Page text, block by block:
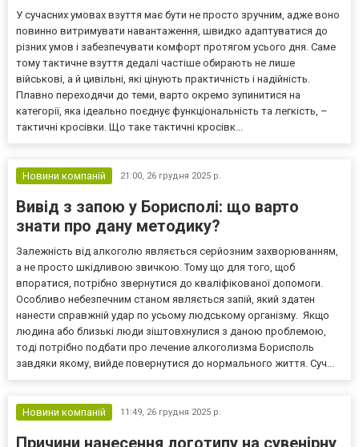
У сучасних умовах взуття має бути не просто зручним, адже воно
повинно витримувати навантаження, швидко адаптуватися до
різних умов і забезпечувати комфорт протягом усього дня. Саме
тому тактичне взуття дедалі частіше обирають не лише
військові, а й цивільні, які цінують практичність і надійність.
Плавно переходячи до теми, варто окремо зупинитися на
категорії, яка ідеально поєднує функціональність та легкість, –
тактичні кросівки. Що таке тактичні кросівк...
Новини компаній 21:00, 26 грудня 2025 р.
Вивід з запою у Борисполі: що варто
знати про дану методику?
Залежність від алкоголю являється серйозним захворюванням,
а не просто шкідливою звичкою. Тому що для того, щоб
впоратися, потрібно звернутися до кваліфікованої допомоги.
Особливо небезпечним станом являється запій, який здатен
нанести справжній удар по усьому людському організму. Якщо
людина або близькі люди зіштовхнулися з даною проблемою,
тоді потрібно подбати про лечение алкоголизма Борисполь
завдяки якому, вийде повернутися до нормального життя. Суч...
Новини компаній 11:49, 26 грудня 2025 р.
Причини нанесення логотипу на сувенірну